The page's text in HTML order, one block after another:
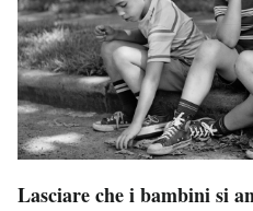
Lasciare che i bambini si